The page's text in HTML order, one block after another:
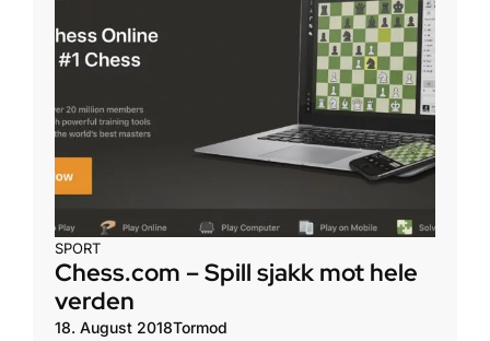
SPORT
Chess.com – Spill sjakk mot hele
verden
18. August 2018Tormod